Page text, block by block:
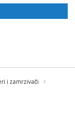
i zamrzivači